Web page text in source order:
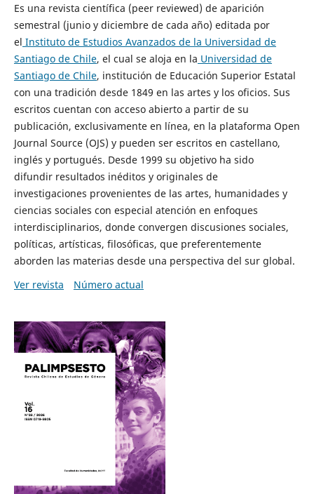
Es una revista científica (peer reviewed) de aparición
semestral (junio y diciembre de cada año) editada por
el Instituto de Estudios Avanzados de la Universidad de
Santiago de Chile, el cual se aloja en la Universidad de
Santiago de Chile, institución de Educación Superior Estatal
con una tradición desde 1849 en las artes y los oficios. Sus
escritos cuentan con acceso abierto a partir de su
publicación, exclusivamente en línea, en la plataforma Open
Journal Source (OJS) y pueden ser escritos en castellano,
inglés y portugués. Desde 1999 su objetivo ha sido
difundir resultados inéditos y originales de
investigaciones provenientes de las artes, humanidades y
ciencias sociales con especial atención en enfoques
interdisciplinarios, donde convergen discusiones sociales,
políticas, artísticas, filosóficas, que preferentemente
aborden las materias desde una perspectiva del sur global.
Ver revista
Número actual